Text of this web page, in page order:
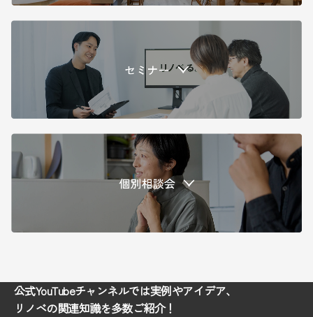
公式YouTubeチャンネルでは実例やアイデア、
リノベの関連知識を多数ご紹介！